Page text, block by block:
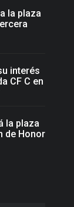
la plaza
interés
CF C en
la plaza
de Honor